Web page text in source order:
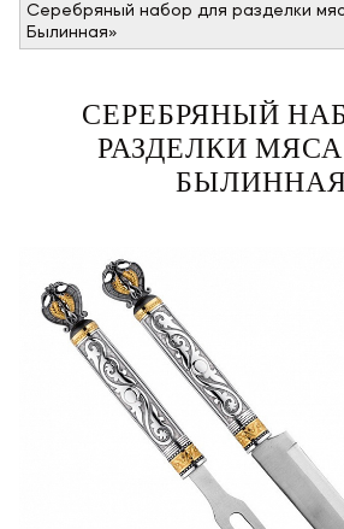
Серебряный набор для разделки
Былинная»
СЕРЕБРЯНЫЙ
РАЗДЕЛКИ МЯСА